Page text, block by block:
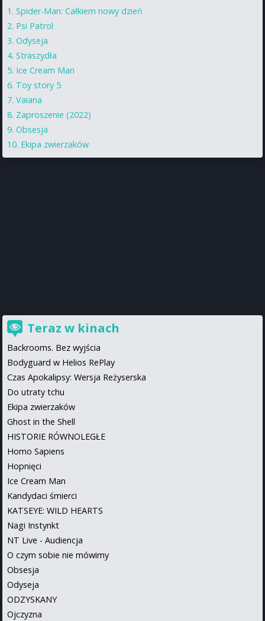
Spider-Man: Całkiem nowy dzień
Psi Patrol
Odyseja
Straszydła
Ice Cream Man
Toy story 5
Vaiana
Zaproszenie (2022)
Obsesja
Ekipa zwierzaków
Teraz w kinach
Backrooms. Bez wyjścia
Bodyguard w Helios RePlay
Czas Apokalipsy: Wersja Reżyserska
Do utraty tchu
Ekipa zwierzaków
Ghost in the Shell
HISTORIE RÓWNOLEGŁE
Homo Sapiens
Hopnięci
Ice Cream Man
Kandydaci śmierci
KATSEYE: WILD HEARTS
Nagi Instynkt
NT Live - Audiencja
O czym sobie nie mówimy
Obsesja
Odyseja
ODZYSKANY
Ojczyzna